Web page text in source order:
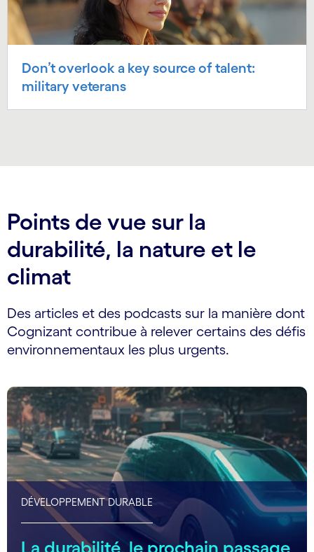
Don’t overlook a key source of talent:
military veterans
Points de vue sur la
durabilité, la nature et le
climat
Des articles et des podcasts sur la manière dont
Cognizant contribue à relever certains des défis
environnementaux les plus urgents.
DÉVELOPPEMENT DURABLE
La durabilité, le prochain passage